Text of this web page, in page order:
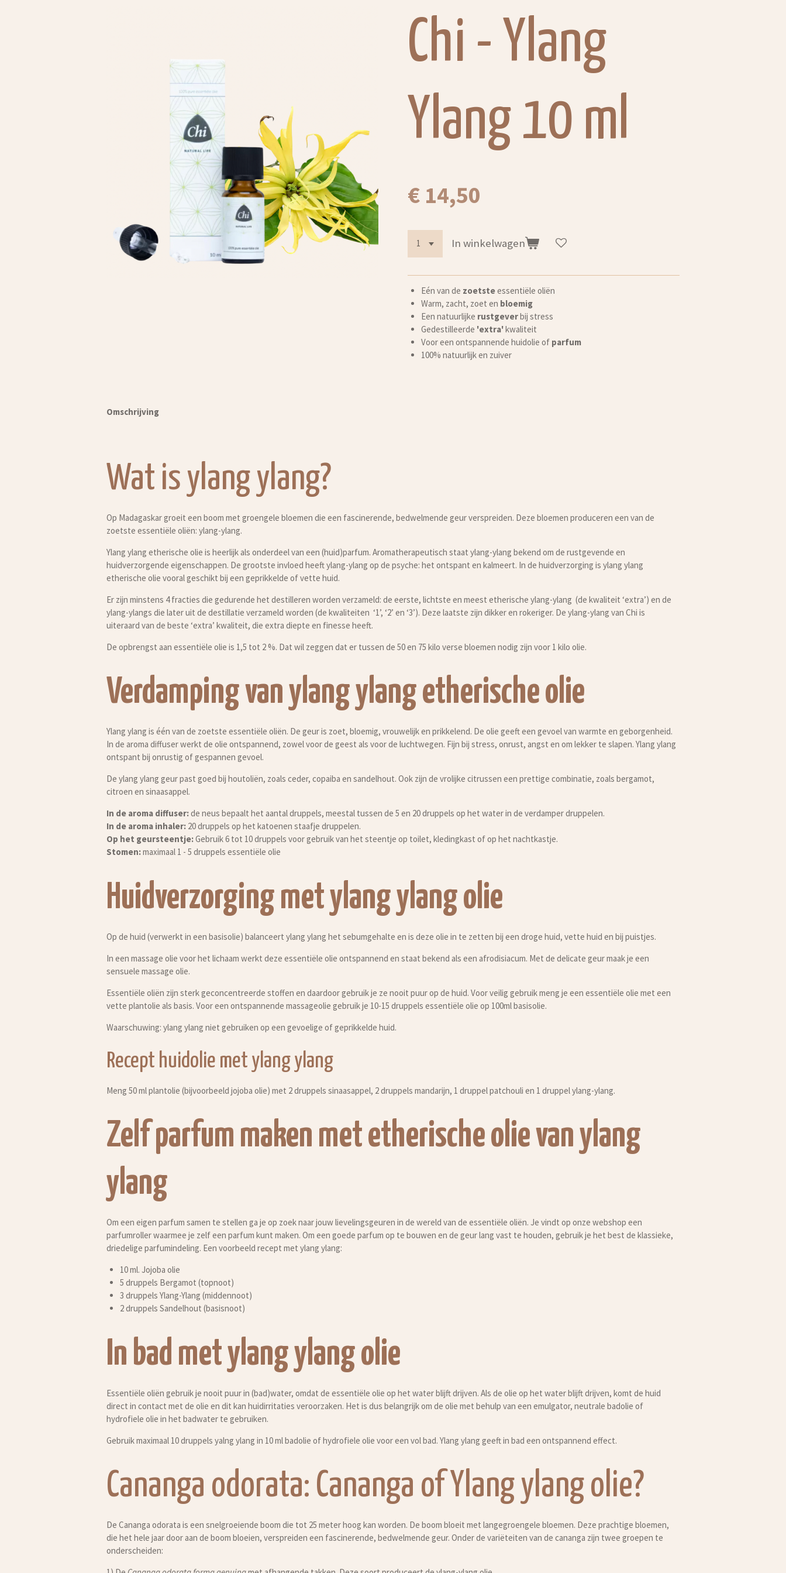
Chi - Ylang
Ylang 10 ml
€ 14,50
In winkelwagen
Eén van de zoetsteessentiële oliën
Warm, zacht, zoet en bloemig
Een natuurlijke rustgeverbij stress
Gedestilleerde 'extra'kwaliteit
Voor een ontspannende huidolie of parfum
100% natuurlijk en zuiver
Omschrijving
Wat is ylang ylang?
Op Madagaskar groeit een boom met groengele bloemen die een fascinerende, bedwelmende geur verspreiden. Deze bloemen produceren een van de
zoetste essentiële oliën: ylang-ylang.
Ylang ylang etherische olie is heerlijk als onderdeel van een (huid)parfum. Aromatherapeutisch staat ylang-ylang bekend om de rustgevende en
huidverzorgende eigenschappen. De grootste invloed heeft ylang-ylang op de psyche: het ontspant en kalmeert. In de huidverzorging is ylang ylang
etherische olie vooral geschikt bij een geprikkelde of vette huid.
Er zijn minstens 4 fracties die gedurende het destilleren worden verzameld: de eerste, lichtste en meest etherische ylang-ylang (de kwaliteit ‘extra’) en de
ylang-ylangs die later uit de destillatie verzameld worden (de kwaliteiten ‘1’, ‘2’ en ‘3’). Deze laatste zijn dikker en rokeriger. De ylang-ylang van Chi is
uiteraard van de beste ‘extra’ kwaliteit, die extra diepte en finesse heeft.
De opbrengst aan essentiële olie is 1,5 tot 2 %. Dat wil zeggen dat er tussen de 50 en 75 kilo verse bloemen nodig zijn voor 1 kilo olie.
Verdamping van ylang ylang etherische olie
Ylang ylang is één van de zoetste essentiële oliën. De geur is zoet, bloemig, vrouwelijk en prikkelend. De olie geeft een gevoel van warmte en geborgenheid.
In de aroma diffuser werkt de olie ontspannend, zowel voor de geest als voor de luchtwegen. Fijn bij stress, onrust, angst en om lekker te slapen. Ylang ylang
ontspant bij onrustig of gespannen gevoel.
De ylang ylang geur past goed bij houtoliën, zoals ceder, copaiba en sandelhout. Ook zijn de vrolijke citrussen een prettige combinatie, zoals bergamot,
citroen en sinaasappel.
In de aroma diffuser:de neus bepaalt het aantal druppels, meestal tussen de 5 en 20 druppels op het water in de verdamper druppelen.
In de aroma inhaler: 20 druppels op het katoenen staafje druppelen.
Op het geursteentje:Gebruik 6 tot 10 druppels voor gebruik van het steentje op toilet, kledingkast of op het nachtkastje.
Stomen:maximaal 1 - 5 druppels essentiële olie
Huidverzorging met ylang ylang olie
Op de huid (verwerkt in een basisolie) balanceert ylang ylang het sebumgehalte en is deze olie in te zetten bij een droge huid, vette huid en bij puistjes.
In een massage olie voor het lichaam werkt deze essentiële olie ontspannend en staat bekend als een afrodisiacum. Met de delicate geur maak je een
sensuele massage olie.
Essentiële oliën zijn sterk geconcentreerde stoffen en daardoor gebruik je ze nooit puur op de huid. Voor veilig gebruik meng je een essentiële olie met een
vette plantolie als basis. Voor een ontspannende massageolie gebruik je 10-15 druppels essentiële olie op 100ml basisolie.
Waarschuwing: ylang ylang niet gebruiken op een gevoelige of geprikkelde huid.
Recept huidolie met ylang ylang
Meng 50 ml plantolie (bijvoorbeeld jojoba olie) met 2 druppels sinaasappel, 2 druppels mandarijn, 1 druppel patchouli en 1 druppel ylang-ylang.
Zelf parfum maken met etherische olie van ylang
ylang
Om een eigen parfum samen te stellen ga je op zoek naar jouw lievelingsgeuren in de wereld van de essentiële oliën. Je vindt op onze webshop een
parfumroller waarmee je zelf een parfum kunt maken. Om een goede parfum op te bouwen en de geur lang vast te houden, gebruik je het best de klassieke,
driedelige parfumindeling. Een voorbeeld recept met ylang ylang:
10 ml. Jojoba olie
5 druppels Bergamot (topnoot)
3 druppels Ylang-Ylang (middennoot)
2 druppels Sandelhout (basisnoot)
In bad met ylang ylang olie
Essentiële oliën gebruik je nooit puur in (bad)water, omdat de essentiële olie op het water blijft drijven. Als de olie op het water blijft drijven, komt de huid
direct in contact met de olie en dit kan huidirritaties veroorzaken. Het is dus belangrijk om de olie met behulp van een emulgator, neutrale badolie of
hydrofiele olie in het badwater te gebruiken.
Gebruik maximaal 10 druppels yalng ylang in 10 ml badolie of hydrofiele olie voor een vol bad. Ylang ylang geeft in bad een ontspannend effect.
Cananga odorata: Cananga of Ylang ylang olie?
De Cananga odorata is een snelgroeiende boom die tot 25 meter hoog kan worden. De boom bloeit met langegroengele bloemen. Deze prachtige bloemen,
die het hele jaar door aan de boom bloeien, verspreiden een fascinerende, bedwelmende geur. Onder de variëteiten van de cananga zijn twee groepen te
onderscheiden: